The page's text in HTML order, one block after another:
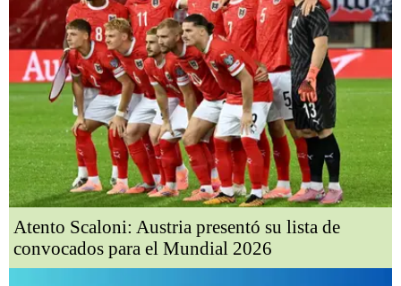
Atento Scaloni: Austria presentó su lista de
convocados para el Mundial 2026